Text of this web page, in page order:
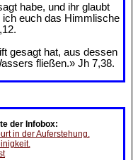
habe, und ihr glaubt
ich euch das Himmlische
gesagt hat, aus dessen
fließen.» Jh 7,38.
der Infobox:
in der Auferstehung.